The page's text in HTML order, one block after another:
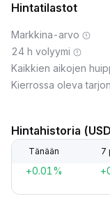
Hintatilastot
Markkina-arvo
24 h volyymi
Kaikkien aikojen
Kierrossa oleva
Hintahistoria
Tänään 7
+0.01%